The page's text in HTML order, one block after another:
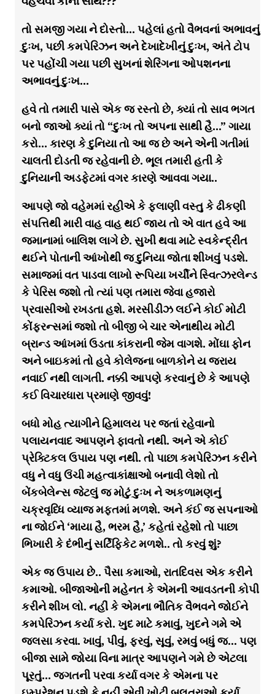
તો સમજી ગયા ને દોસ્તો… પહેલાં હતો વૈભવનાં અભાવનું
દુઃખ, પછી કમપેરિઝન અને દેખાદેખીનું દુઃખ, અંતે ટોપ
પર પહોંચી ગયા પછી સુખનાં શેરિંગના ઓપશનના
અભાવનું દુઃખ…
હવે તો તમારી પાસે એક જ રસ્તો છે, ક્યાં તો સાવ ભગત
બનો જાઓ ક્યાં તો “દુઃખ તો અપના સાથી હૈ…” ગાયા
કરો… કારણ કે દુનિયા તો આ જ છે અને એની ગતીમાં
ચાલતી દોડતી જ રહેવાની છે. ભૂલ તમારી હતી કે
દુનિયાની અડફેટમાં વગર કારણે આવવા ગયા..
આપણે જો વહેમમાં રહીએ કે ફલાણી વસ્તુ કે ઢીકણી
સંપત્તિથી મારી વાહ વાહ થઈ જાય તો એ વાત હવે આ
જમાનામાં બાલિશ લાગે છે. સુખી થવા માટે સ્વકેન્દ્રીત
થઈને પોતાની આંખોથી જ દુનિયા જોતા શીખવું પડશે.
સમાજમાં વત પાડવા લાખો રૂપિયા ખર્ચીને સ્વિત્ઝરલેન્ડ
કે પેરિસ જશો તો ત્યાં પણ તમારા જેવા હજારો
પ્રવાસીઓ રખડતા હશે. મરસીડીઝ લઈને કોઈ મોટી
કોંફરન્સમાં જશો તો બીજી બે ચાર એનાથીય મોટી
બ્રાન્ડ આંખમાં ઉડતા કાંકરાની જેમ વાગશે. મોંઘા ફોન
અને બાઇકમાં તો હવે કોલેજના બાળકોને ય જરાય
નવાઈ નથી લાગતી. નક્કી આપણે કરવાનું છે કે આપણે
કઈ વિચારધારા પ્રમાણે જીવવું!
બધો મોહ ત્યાગીને હિમાલય પર જતાં રહેવાનો
પલાયનવાદ આપણને ફાવતો નથી. અને એ કોઈ
પ્રેક્ટિકલ ઉપાય પણ નથી. તો પાછા કમપેરિઝન કરીને
વધુ ને વધુ ઉંચી મહત્વાકાંક્ષાઓ બનાવી લેશો તો
બેંકબેલેન્સ જેટલું જ મોટું દુઃખ ને અકળામણનું
ચક્રવૃધ્ધિ વ્યાજ મફતમાં મળશે. અને કંઈ જ સપનાઓ
ના જોઈને ‘માયા હૈ, ભરમ હૈ,’ કહેતાં રહેશો તો પાછા
ભિખારી કે દંભીનું સર્ટિફિકેટ મળશે.. તો કરવું શું?
એક જ ઉપાય છે.. પૈસા કમાઓ, રાતદિવસ એક કરીને
કમાઓ. બીજાઓની મહેનત કે એમની આવડતની કોપી
કરીને શીખ લો. નહીં કે એમના ભૌતિક વૈભવને જોઈને
કમપેરિઝન કર્યા કરો. ખુદ માટે કમાવું, ખુદને ગમે એ
જલસા કરવા. ખાવું, પીવું, ફરવું, સૂવું, રમવું બધું જ… પણ
બીજા સામે જોયા વિના માત્ર આપણને ગમે છે એટલા
પૂરતું… જગતની પરવા કર્યા વગર કે એમના પર